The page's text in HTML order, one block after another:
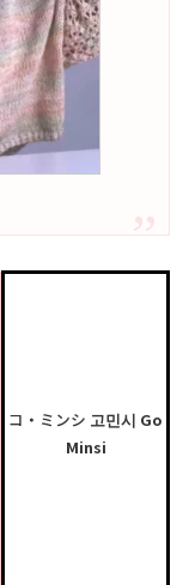
コ・ミンシ 고민시 Go
Minsi